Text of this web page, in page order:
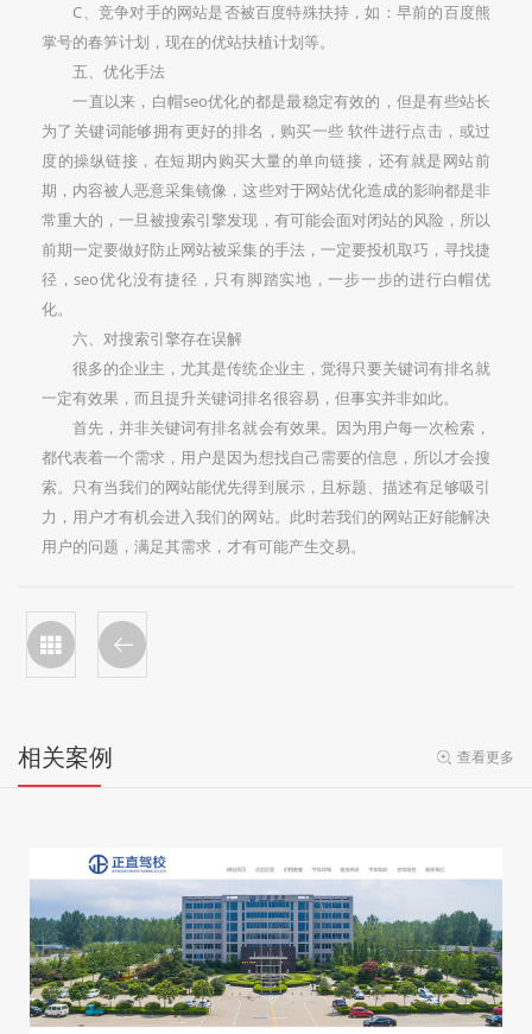
C、竞争对手的网站是否被百度特殊扶持，如：早前的百度熊
掌号的春笋计划，现在的优站扶植计划等。
五、优化手法
一直以来，白帽seo优化的都是最稳定有效的，但是有些站长
为了关键词能够拥有更好的排名，购买一些 软件进行点击，或过
度的操纵链接，在短期内购买大量的单向链接，还有就是网站前
期，内容被人恶意采集镜像，这些对于网站优化造成的影响都是非
常重大的，一旦被搜索引擎发现，有可能会面对闭站的风险，所以
前期一定要做好防止网站被采集的手法，一定要投机取巧，寻找捷
径，seo优化没有捷径，只有脚踏实地，一步一步的进行白帽优
化。
六、对搜索引擎存在误解
很多的企业主，尤其是传统企业主，觉得只要关键词有排名就
一定有效果，而且提升关键词排名很容易，但事实并非如此。
首先，并非关键词有排名就会有效果。因为用户每一次检索，
都代表着一个需求，用户是因为想找自己需要的信息，所以才会搜
索。只有当我们的网站能优先得到展示，且标题、描述有足够吸引
力，用户才有机会进入我们的网站。此时若我们的网站正好能解决
用户的问题，满足其需求，才有可能产生交易。
相关案例 查看更多